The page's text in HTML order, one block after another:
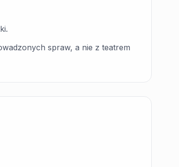
spraw, a nie z teatrem